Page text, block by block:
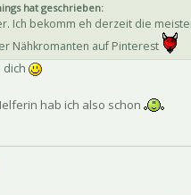
hat geschrieben:
Ich bekomm eh derzeit die
Nähkromanten auf Pinterest
dich
hab ich also schon